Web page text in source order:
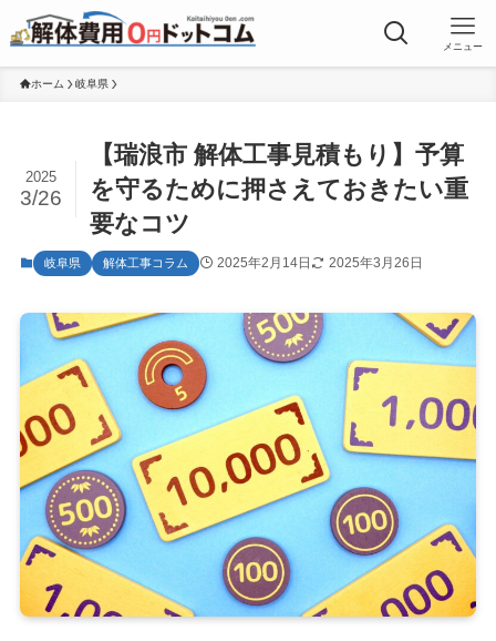
メニュー
ホーム 岐阜県
【瑞浪市 解体工事見積もり】予算
を守るために押さえておきたい重
要なコツ
2025
3/26
岐阜県 解体工事コラム 2025年2月14日 2025年3月26日